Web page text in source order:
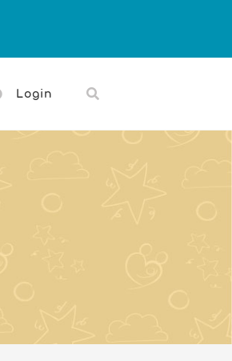
Login